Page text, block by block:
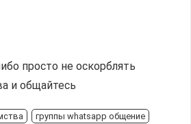
просто не оскорблять
и общайтесь
группы whatsapp общение